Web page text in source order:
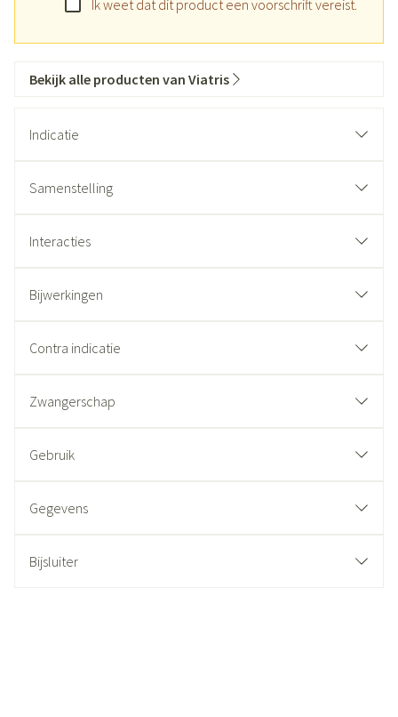
Ik weet dat dit product een voorschrift vereist.
Bekijk alle producten van Viatris
Indicatie
Samenstelling
Interacties
Bijwerkingen
Contra indicatie
Zwangerschap
Gebruik
Gegevens
Bijsluiter